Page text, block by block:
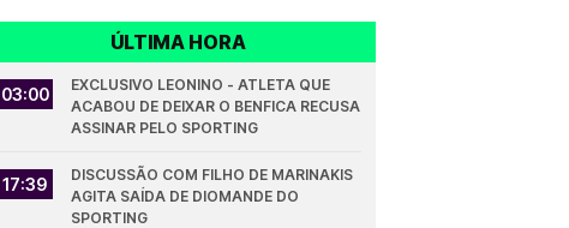
ÚLTIMA HORA
03:00
EXCLUSIVO LEONINO - ATLETA QUE
ACABOU DE DEIXAR O BENFICA RECUSA
ASSINAR PELO SPORTING
17:39
DISCUSSÃO COM FILHO DE MARINAKIS
AGITA SAÍDA DE DIOMANDE DO
SPORTING